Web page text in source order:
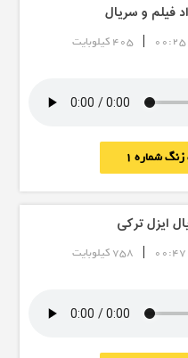
فیلم و سریال
00:25
| 405 کیلوبایت
شماره 1
ایزل ترکی
00:47
| 758 کیلوبایت